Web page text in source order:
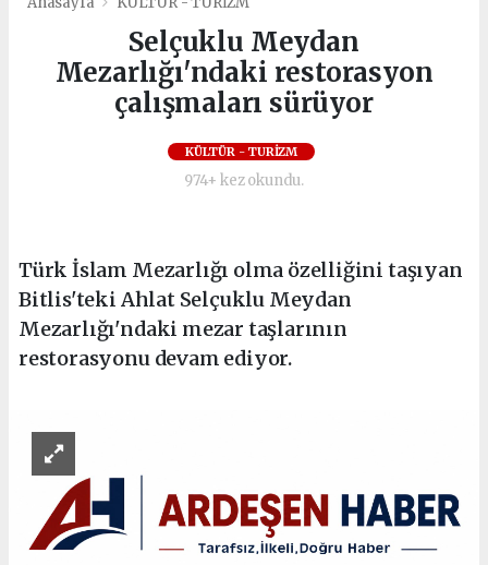
Selçuklu Meydan
Mezarlığı'ndaki restorasyon
çalışmaları sürüyor
KÜLTÜR - TURİZM
974+ kez okundu.
Türk İslam Mezarlığı olma özelliğini taşıyan
Bitlis'teki Ahlat Selçuklu Meydan
Mezarlığı'ndaki mezar taşlarının
restorasyonu devam ediyor.